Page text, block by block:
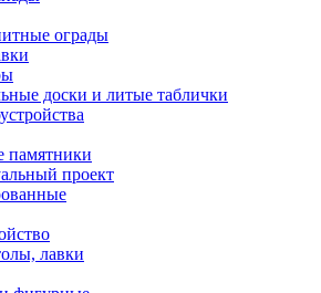
ограды
доски и литые таблички
памятники
проект
лавки